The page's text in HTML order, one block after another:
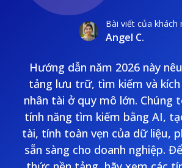
Bài viết của khách
Angel C.
Hướng dẫn năm 2026 này
tảng lưu trữ, tìm kiếm và
nhân tài ở quy mô lớn. Chúng
tính năng tìm kiếm bằng AI,
tài, tính toàn vẹn của dữ liệu,
sẵn sàng cho doanh nghiệp.